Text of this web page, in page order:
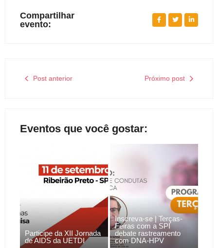
Compartilhar
evento:
Post anterior Próximo post
Eventos que você gostar:
Participe da XII Jornada
de AIDS da UETDI
Inscreva-se | Terças-
Feiras com a SPI
debate rastreamento
com DNA-HPV